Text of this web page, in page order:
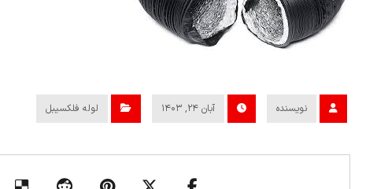
نویسنده آبان ۲۴, ۱۴۰۳ لوله فلکسیبل